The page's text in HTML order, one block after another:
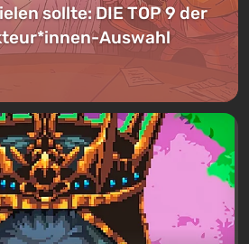
sollte: DIE TOP 9 der
Auswahl